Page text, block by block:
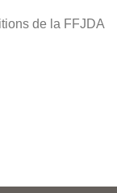
de la FFJDA